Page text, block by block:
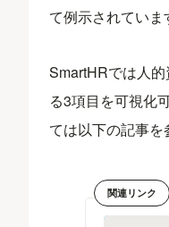
て例示されていま
SmartHRでは人
る3項目を可視化
ては以下の記事を
関連リンク